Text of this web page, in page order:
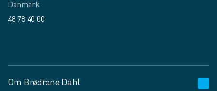
Danmark
48 78 40 00
Om Brødrene Dahl